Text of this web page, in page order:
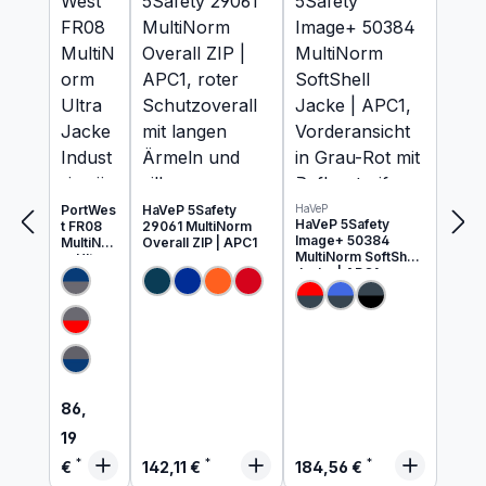
PortWes
t FR08
MultiNor
m Ultra
Jacke
Industrie
wäsche
geeigne
Regulärer Preis:
86,
19
€
HaVeP 5Safety
29061 MultiNorm
Overall ZIP | APC1
Regulärer Preis:
142,11 €
HaVeP
HaVeP 5Safety
Image+ 50384
MultiNorm SoftShell
Jacke | APC1
Regulärer Preis:
184,56 €